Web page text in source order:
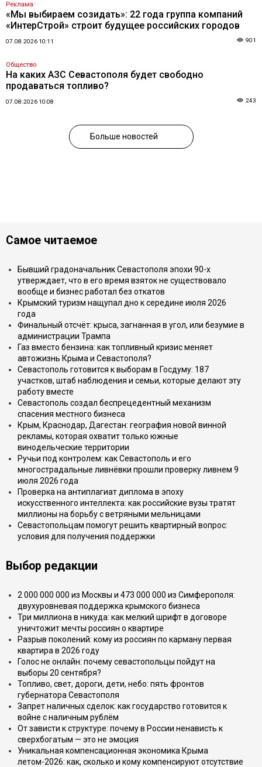
Реклама
«Мы выбираем созидать»: 22 года группа компаний
«ИнтерСтрой» строит будущее российских городов
07.08.2026 10:11 901
Общество
На каких АЗС Севастополя будет свободно
продаваться топливо?
07.08.2026 10:08 243
Больше новостей
Самое читаемое
Бывший градоначальник Севастополя эпохи 90-х
утверждает, что в его время взяток не существовало
вообще и бизнес работал без откатов
Крымский туризм нащупал дно к середине июля 2026
года
Финальный отсчёт: крыса, загнанная в угол, или безумие в
администрации Трампа
Газ вместо бензина: как топливный кризис меняет
автожизнь Крыма и Севастополя?
Севастополь готовится к выборам в Госдуму: 187
участков, штаб наблюдения и семьи, которые делают эту
работу вместе
Севастополь создал беспрецедентный механизм
спасения местного бизнеса
Крым, Краснодар, Дагестан: география новой винной
рекламы, которая охватит только южные
винодельческие территории
Ручьи под контролем: как Севастополь и его
многострадальные ливнёвки прошли проверку ливнем 9
июля 2026 года
Проверка на антиплагиат диплома в эпоху
искусственного интеллекта: как российские вузы тратят
миллионы на борьбу с ветряными мельницами
Севастопольцам помогут решить квартирный вопрос:
условия для получения поддержки
Выбор редакции
2 000 000 000 из Москвы и 473 000 000 из Симферополя:
двухуровневая поддержка крымского бизнеса
Три миллиона в никуда: как мелкий шрифт в договоре
уничтожит мечты россиян о квартире
Разрыв поколений: кому из россиян по карману первая
квартира в 2026 году
Голос не онлайн: почему севастопольцы пойдут на
выборы 20 сентября?
Топливо, свет, дороги, дети, небо: пять фронтов
губернатора Севастополя
Запрет наличных сделок: как государство готовится к
войне с наличным рублём
От зависти к структуре: почему в России ненависть к
сверхбогатым — это не эмоция
Уникальная компенсационная экономика Крыма
летом-2026: как, сколько и кому компенсируют отсутствие